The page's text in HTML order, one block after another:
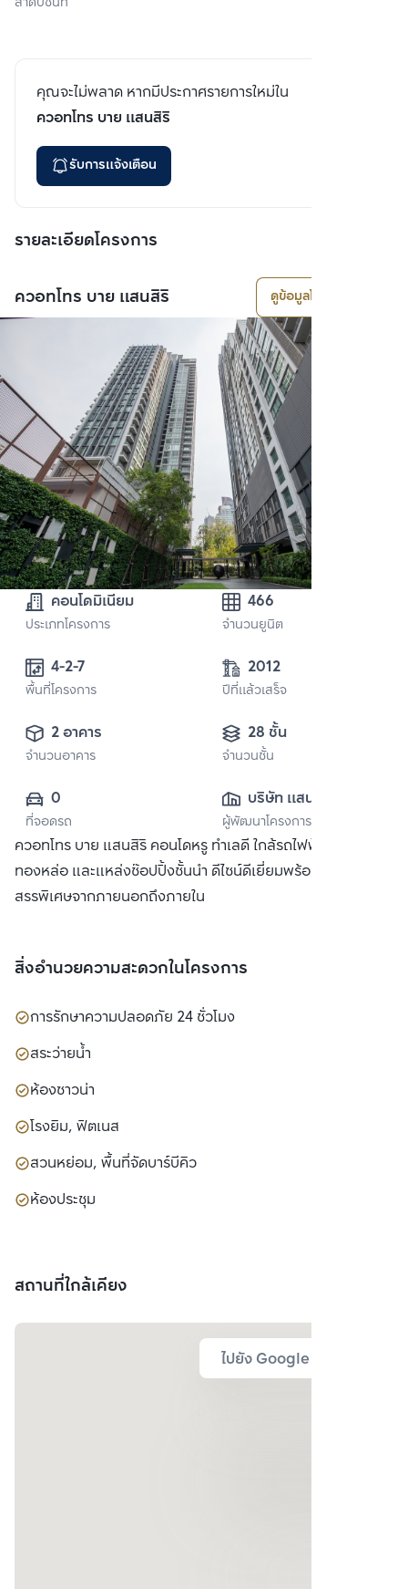
คุณจะไม่พลาด หากมีประกาศรายการใหม่ใน
ควอทโทร บาย แสนสิริ
รับการแจ้งเตือน
รายละเอียดโครงการ
ควอทโทร บาย แสนสิริ ดูข้อมูลโครงการ
คอนโดมิเนียม
ประเภทโครงการ
466
จำนวนยูนิต
4-2-7
พื้นที่โครงการ
2012
ปีที่แล้วเสร็จ
2 อาคาร
จำนวนอาคาร
28 ชั้น
จำนวนชั้น
0
ที่จอดรถ
บริษัท แสนสิริ
จำกัด (มหาชน)
ผู้พัฒนาโครงการ
ควอทโทร บาย แสนสิริ คอนโดหรู ทำเลดี ใกล้รถไฟฟ้า BTS
ทองหล่อ และแหล่งช๊อปปิ้งชั้นนำ ดีไซน์ดีเยี่ยมพร้อมวัสดุที่คัด
สรรพิเศษจากภายนอกถึงภายใน
สิ่งอำนวยความสะดวกในโครงการ
การรักษาความปลอดภัย 24 ชั่วโมง
สระว่ายน้ำ
ห้องซาวน่า
โรงยิม, ฟิตเนส
สวนหย่อม, พื้นที่จัดบาร์บีคิว
ห้องประชุม
สถานที่ใกล้เคียง
ไปยัง Google Map